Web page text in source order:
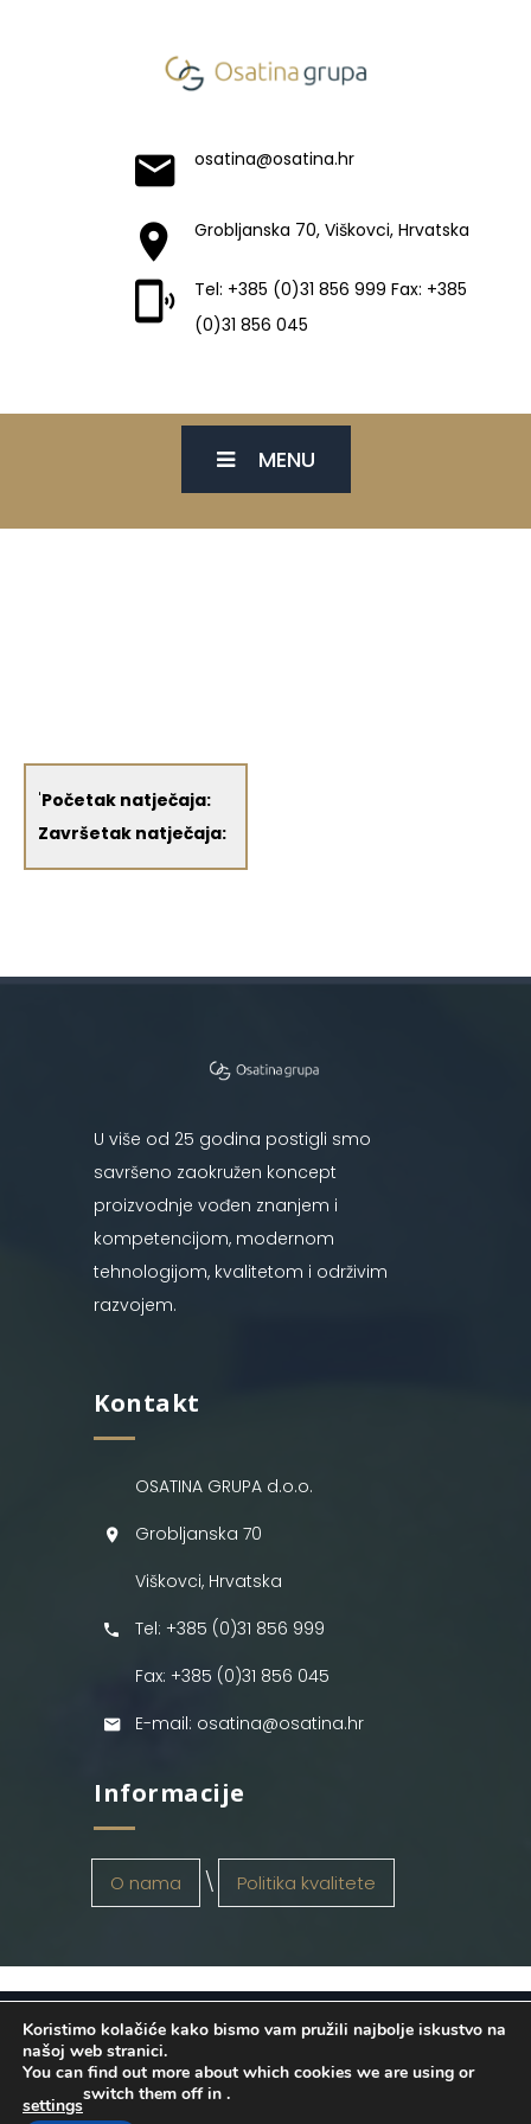
osatina@osatina.hr
Grobljanska 70, Viškovci, Hrvatska
Tel: +385 (0)31 856 999 Fax: +385
(0)31 856 045
MENU
'Početak natječaja:
Završetak natječaja:
U više od 25 godina postigli smo
savršeno zaokružen koncept
proizvodnje vođen znanjem i
kompetencijom, modernom
tehnologijom, kvalitetom i održivim
razvojem.
Kontakt
OSATINA GRUPA d.o.o.
Grobljanska 70
Viškovci, Hrvatska
Tel: +385 (0)31 856 999
Fax: +385 (0)31 856 045
E-mail: osatina@osatina.hr
Informacije
O nama Politika kvalitete
OSATINA GRUPA d.o.o. 2026
. Configured
byINFOS Osijek. Sva prava pridržana.
Koristimo kolačiće kako bismo vam pružili najbolje iskustvo na
našoj web stranici.
You can find out more about which cookies we are using or
switch them off in
settings
.